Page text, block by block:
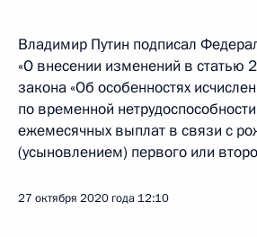
Владимир Путин подписал
«О внесении изменений в статью
закона «Об особенностях
по временной
ежемесячных выплат в связи с
(усыновлением) первого или
27 октября 2020 года 12:10